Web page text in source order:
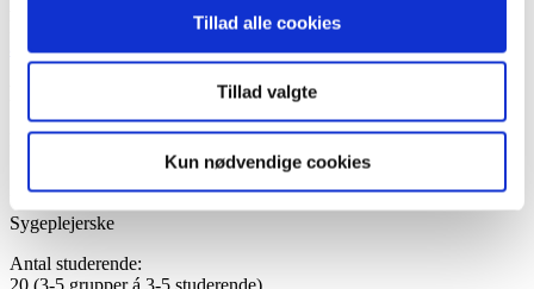
Tillad alle cookies
Tillad valgte
Kun nødvendige cookies
Lektor, UC Diakonissestiftelsen, Sygepleje
amol@ucdiakonissen.dk
Hvornår afholdes kurset:
11/10-2021 til 10/11-2021
Uddannelse:
Sygeplejerske
Antal studerende: